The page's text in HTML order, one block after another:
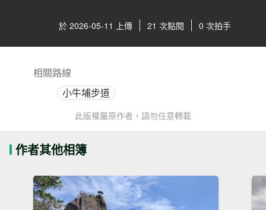
於 2026-05-11 上傳 21 次點閱 0 次拍手
相關路線
小牛埔步道
此版權屬原作者，請勿任意轉載
作者其他相簿